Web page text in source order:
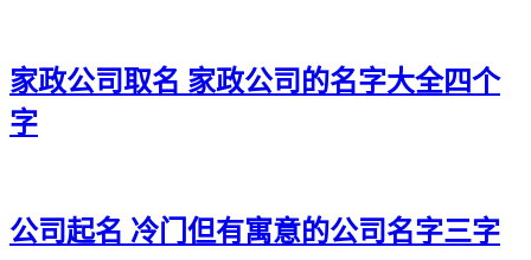
41、允恒、赵顺、瀚麟、雄颀、唱莜
42、威希、煦连、溪青、明航、江才
44、羽和、卓安、卓文、成少、龄嵩
家政公司取名 家政公司的名字大全四个
字
公司起名 冷门但有寓意的公司名字三字